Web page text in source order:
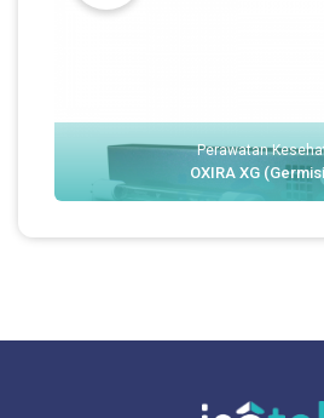
Perawatan
OXIRA XG